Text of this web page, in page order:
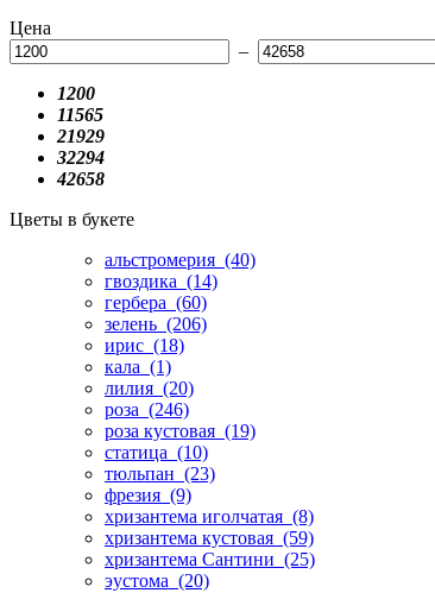
Цена
–
1200
11565
21929
32294
42658
Цветы в букете
альстромерия (40)
гвоздика (14)
гербера (60)
зелень (206)
ирис (18)
кала (1)
лилия (20)
роза (246)
роза кустовая (19)
статица (10)
тюльпан (23)
фрезия (9)
хризантема иголчатая (8)
хризантема кустовая (59)
хризантема Сантини (25)
эустома (20)